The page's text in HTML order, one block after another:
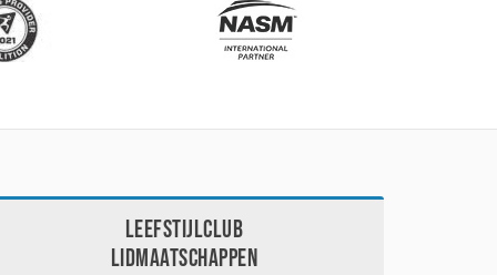
Leefstijlclub
Lidmaatschappen